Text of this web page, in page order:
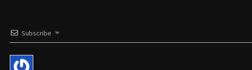
Subscribe